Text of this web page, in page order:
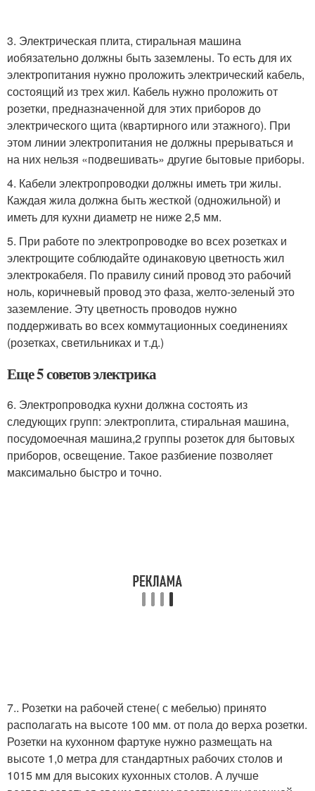
3. Электрическая плита, стиральная машина
иобязательно должны быть заземлены. То есть для их
электропитания нужно проложить электрический кабель,
состоящий из трех жил. Кабель нужно проложить от
розетки, предназначенной для этих приборов до
электрического щита (квартирного или этажного). При
этом линии электропитания не должны прерываться и
на них нельзя «подвешивать» другие бытовые приборы.
4. Кабели электропроводки должны иметь три жилы.
Каждая жила должна быть жесткой (одножильной) и
иметь для кухни диаметр не ниже 2,5 мм.
5. При работе по электропроводке во всех розетках и
электрощите соблюдайте одинаковую цветность жил
электрокабеля. По правилу синий провод это рабочий
ноль, коричневый провод это фаза, желто-зеленый это
заземление. Эту цветность проводов нужно
поддерживать во всех коммутационных соединениях
(розетках, светильниках и т.д.)
Еще 5 советов электрика
6. Электропроводка кухни должна состоять из
следующих групп: электроплита, стиральная машина,
посудомоечная машина,2 группы розеток для бытовых
приборов, освещение. Такое разбиение позволяет
максимально быстро и точно.
7.. Розетки на рабочей стене( с мебелью) принято
располагать на высоте 100 мм. от пола до верха розетки.
Розетки на кухонном фартуке нужно размещать на
высоте 1,0 метра для стандартных рабочих столов и
1015 мм для высоких кухонных столов. А лучше